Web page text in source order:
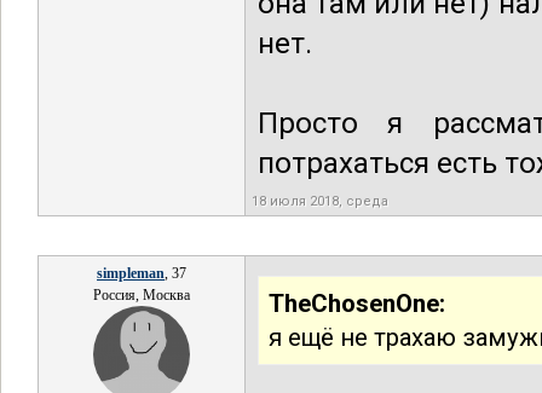
нет.
Просто я
потрахаться есть
18 июля 2018, среда
simpleman, 37
Россия, Москва
TheChosenOne:
я ещё не трахаю